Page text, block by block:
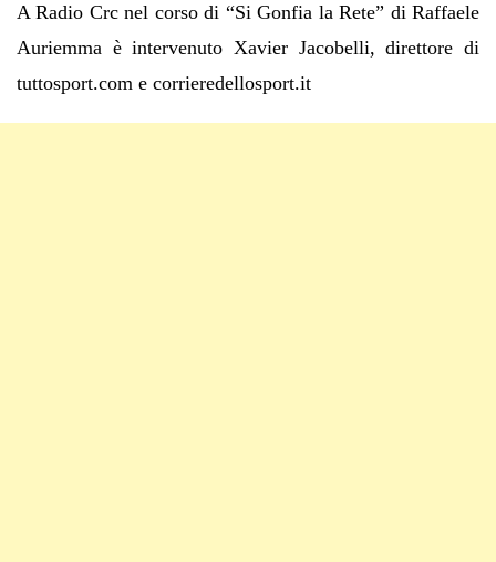
A Radio Crc nel corso di “Si Gonfia la Rete” di Raffaele
Auriemma è intervenuto Xavier Jacobelli, direttore di
tuttosport.com e corrieredellosport.it